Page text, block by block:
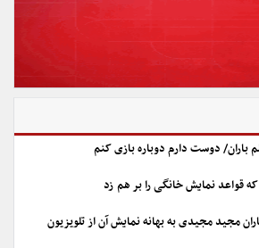
باران/ دوست دارم دوباره بازی کنم
قواعد نمایش خانگی را بر هم زد
مجید مجیدی به بهانه نمایش آن از تلویزیون